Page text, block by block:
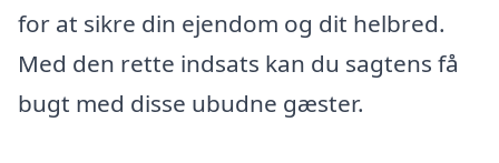
for at sikre din ejendom og dit helbred.
Med den rette indsats kan du sagtens få
bugt med disse ubudne gæster.